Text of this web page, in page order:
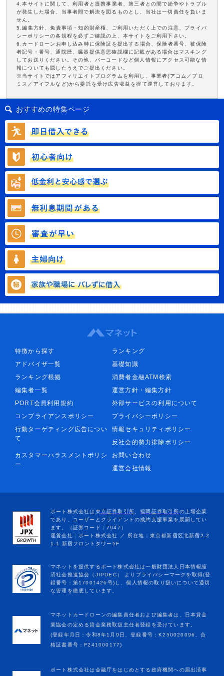
4.本サイトに関して、利用者と提携事業者、第三者との間で紛争やトラブル
が発生した場合、当事者間で解決を図るものとし、当社は一切責任を負いま
せん。
5.編集方針、免責事項・知的財産権、ご利用いただく上での注意、プライバ
シーポリシーの各規程を必ずご確認の上、本サイトをご利用下さい。
6.カードローンお申し込み時に保険証を提出する場合、保険者番号、被保険
者記号・番号、通院歴、臓器提供意思確認欄に記載がある場合はマスキング
してお送りください。その他、バーコードなど個人情報にアクセス可能な情
報についても隠したうえでご提出ください。
※当サイトではアフィリエイトプログラムを利用し、事業者(アコム／プロ
ミス／アイフルなど)から委託を受け広告収益を得て運営しております。
おすすめの特集ページ
特徴から探す
ランキング
アドバイザ一覧
基礎知識
ランキング根拠
消費者金融ATM検索
編集者一覧
運営方針・編集方針
PORT会員利用規約
外部サービスの利用について
コンプライアンスポリシー
プライバシーポリシー
行動ターゲティング広告につい
て
情報セキュリティポリシー
反社会的勢力排除ポリシー
カスタマーハラスメントポリシ
ー
お問い合わせ
運営会社情報
マネットカードローンの編集責任者および編集者は、日本貸金
業協会の定める貸金業務取扱主任者登録を受けています。
(登録年月日：令和8年1月9日、登録番号：K250020096、合
格証書番号：F241000177)
ポート株式会社は金融庁をはじめとする政府機関への届出済事